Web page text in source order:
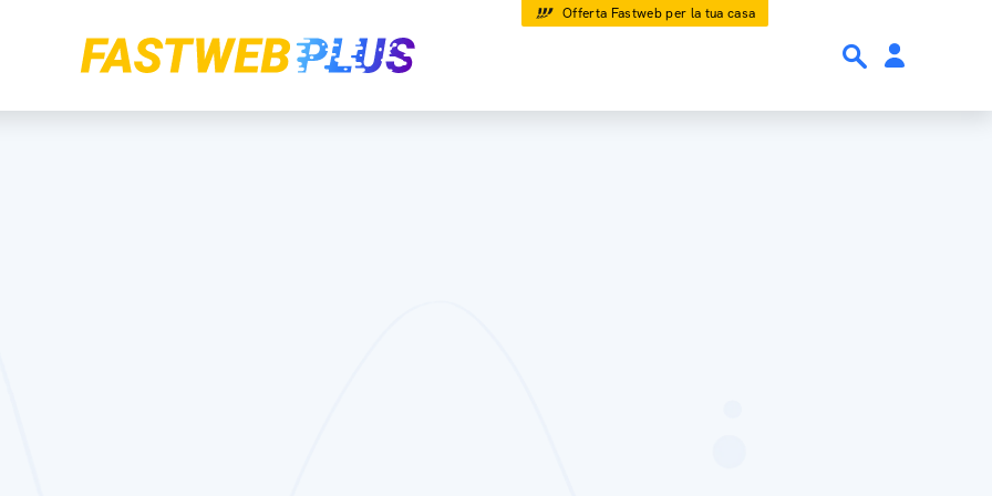
Offerta Fastweb per la tua casa